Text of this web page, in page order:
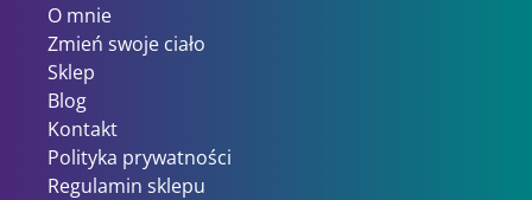
O mnie
Zmień swoje ciało
Sklep
Blog
Kontakt
Polityka prywatności
Regulamin sklepu